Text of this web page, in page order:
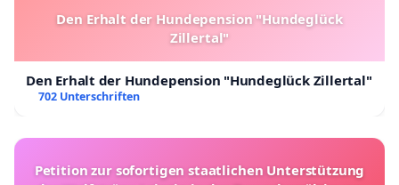
Den Erhalt der Hundepension "Hundeglück
Zillertal"
Den Erhalt der Hundepension "Hundeglück Zillertal"
702 Unterschriften
Petition zur sofortigen staatlichen Unterstützung